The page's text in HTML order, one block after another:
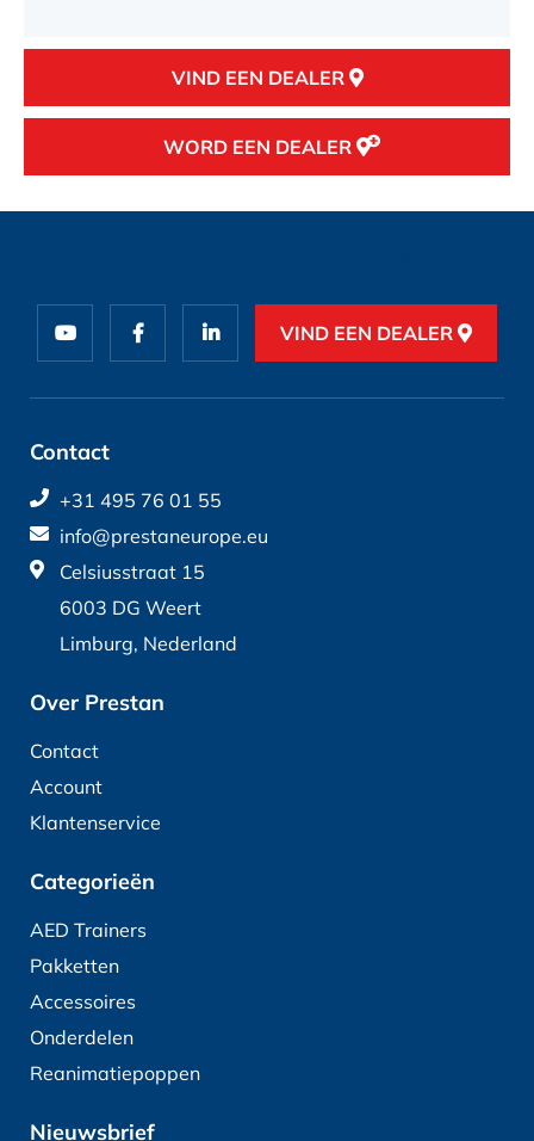
VIND EEN DEALER
WORD EEN DEALER
VIND EEN DEALER
Contact
+31 495 76 01 55
info@prestaneurope.eu
Celsiusstraat 15
6003 DG Weert
Limburg, Nederland
Over Prestan
Contact
Account
Klantenservice
Categorieën
AED Trainers
Pakketten
Accessoires
Onderdelen
Reanimatiepoppen
Nieuwsbrief